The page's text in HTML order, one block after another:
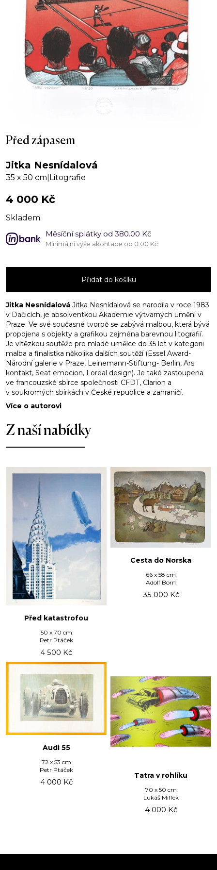
Před zápasem
Jitka Nesnídalová
35 x 50 cm Litografie
4 000 Kč
Skladem
Měsíční splátky od 380.00 Kč
Minimální výše akontace od 0.00 Kč
Přidat do košíku
Jitka Nesnídalová Jitka Nesnídalová se narodila v roce 1983
v Dačicích, je absolventkou Akademie výtvarných umění v
Praze. Ve své současné tvorbě se zabývá malbou, která bývá
propojena s objekty a grafikou zejména barevnou litografií.
Je vítězkou soutěže pro mladé umělce do 35 let v kategorii
malba a finalistka několika dalších soutěží (Essel Award-
Národní galerie v Praze, Leinemann-Stiftung- Berlin, Ars
kontakt, Seat emocion, Loreal design). Je také zastoupena
ve francouzské sbírce společnosti CFDT, Clarion a
v soukromých sbírkách v České republice a zahraničí.
Více o autorovi
Z naší nabídky
Před katastrofou
50 x 70 cm
Petr Ptáček
4 500 Kč
Cesta do Norska
66 x 58 cm
Adolf Born
35 000 Kč
Audi 55
72 x 53 cm
Petr Ptáček
4 000 Kč
Tatra v rohlíku
70 x 50 cm
Lukáš Miffek
4 000 Kč